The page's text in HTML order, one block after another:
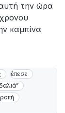
αυτή την ώρα
καμπίνα
έπεσε